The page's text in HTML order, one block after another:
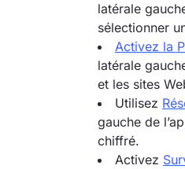
latérale
sélectionner
Activez la
latérale
et les sites
Utilisez
gauche de
chiffré.
Activez